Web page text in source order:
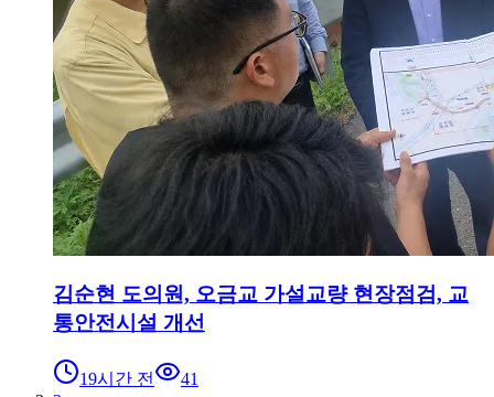
김순현 도의원, 오금교 가설교량 현장점검, 교
통안전시설 개선
19시간 전
41